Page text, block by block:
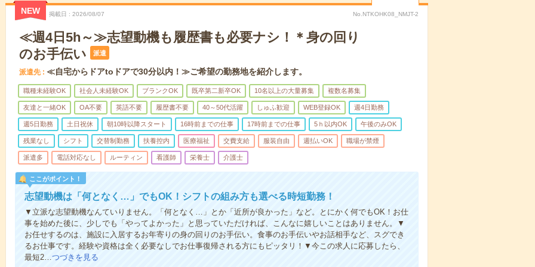
NEW 掲載日 2026/08/07 No.NTKOHK08_NMJT-2
≪週4日5h～≫志望動機も履歴書も必要ナシ！＊身の回り
のお手伝い
派遣
派遣先 ≪自宅からドアtoドアで30分以内！≫ご希望の勤務地を紹介します。
職種未経験OK 社会人未経験OK ブランクOK 既卒第二新卒OK 10名以上の大量募集 複数名募集
友達と一緒OK OA不要 英語不要 履歴書不要 40～50代活躍 しゅふ歓迎 WEB登録OK 週4日勤務
週5日勤務 土日祝休 朝10時以降スタート 16時前までの仕事 17時前までの仕事 5ｈ以内OK 午後のみOK
残業なし シフト 交替制勤務 扶養控内 医療福祉 交費支給 服装自由 週払いOK 職場が禁煙
派遣多 電話対応なし ルーティン 看護師 栄養士 介護士
ここがポイント！
志望動機は「何となく…」でもOK！シフトの組み方も選べる時短勤務！
▼立派な志望動機なんていりません。「何となく…」とか「近所が良かった」など。とにかく何でもOK！お仕
事を始めた後に、少しでも「やってよかった」と思っていただければ、こんなに嬉しいことはありません。▼
お任せするのは、施設に入居するお年寄りの身の回りのお手伝い。食事のお手伝いやお話相手など、スグでき
るお仕事です。経験や資格は全く必要なしでお仕事復帰される方にもピッタリ！▼今この求人に応募したら、
最短2…つづきを見る